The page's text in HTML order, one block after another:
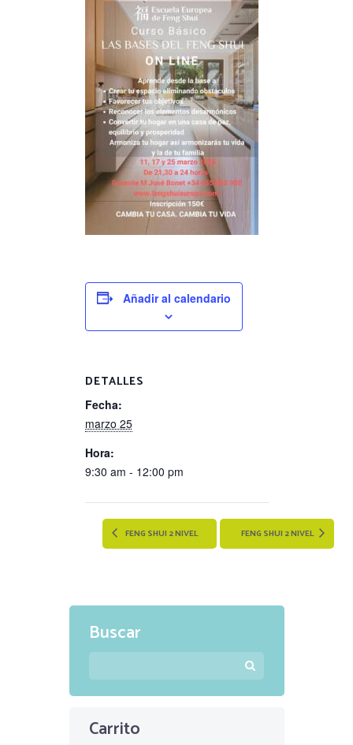
Añadir al calendario
DETALLES
Fecha:
marzo 25
Hora:
9:30 am - 12:00 pm
FENG SHUI 2 NIVEL FENG SHUI 2 NIVEL
Buscar
Carrito